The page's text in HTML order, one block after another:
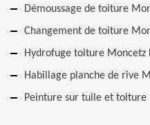
Démoussage de toiture
Changement de toiture
Hydrofuge toiture Moncetz
Habillage planche de rive
Peinture sur tuile et toiture